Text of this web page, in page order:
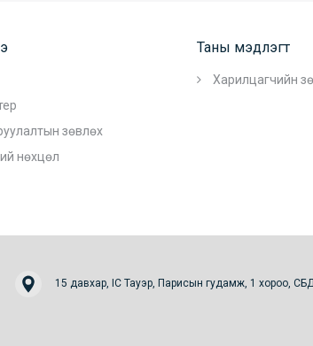
зөвлөх
нөхцөл
Таны мэдлэгт
Харилцагчийн
15 давхар, IC Тауэр, Парисын гудамж, 1 хороо,